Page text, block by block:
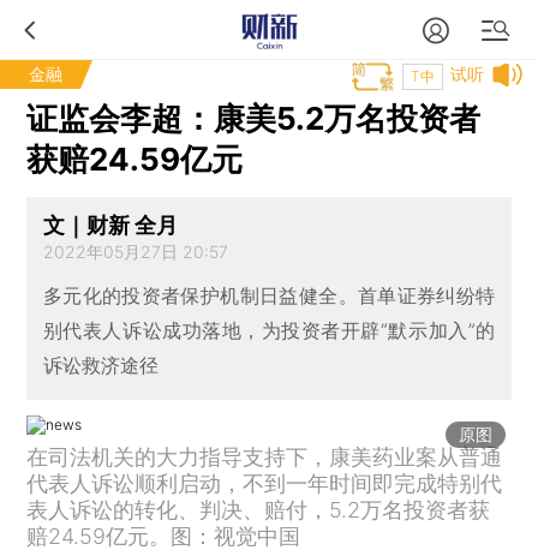
金融 试听
T中
证监会李超：康美5.2万名投资者
获赔24.59亿元
文｜财新 全月
2022年05月27日 20:57
多元化的投资者保护机制日益健全。首单证券纠纷特
别代表人诉讼成功落地，为投资者开辟“默示加入”的
诉讼救济途径
原图
在司法机关的大力指导支持下，康美药业案从普通
代表人诉讼顺利启动，不到一年时间即完成特别代
表人诉讼的转化、判决、赔付，5.2万名投资者获
赔24.59亿元。图：视觉中国